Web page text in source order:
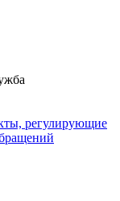
регулирующие